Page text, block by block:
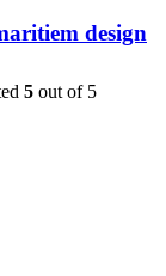
design
5 out of 5